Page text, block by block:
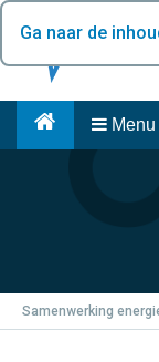
Ga naar de
Menu
Samenwerking